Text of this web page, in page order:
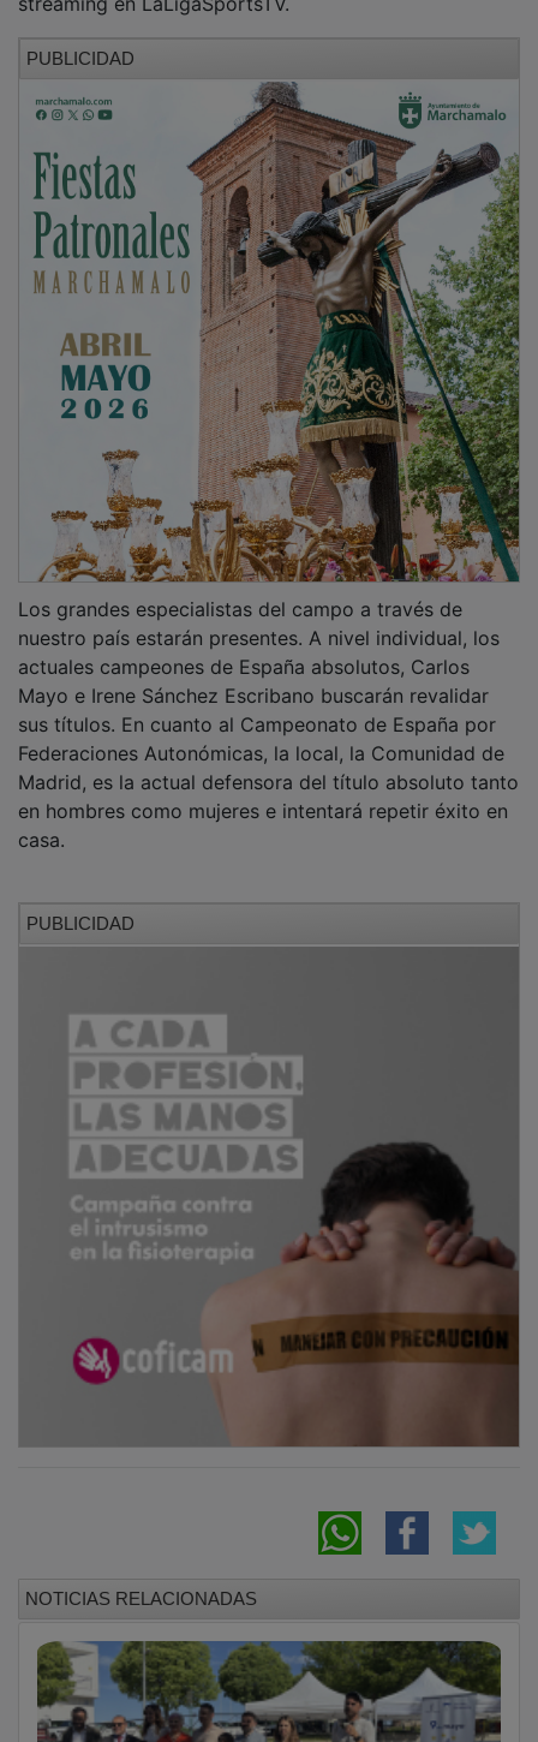
nuestro país estarán presentes. A nivel individual, los
actuales campeones de España absolutos, Carlos
Mayo e Irene Sánchez Escribano buscarán revalidar
sus títulos. En cuanto al Campeonato de España por
Federaciones Autonómicas, la local, la Comunidad de
Madrid, es la actual defensora del título absoluto tanto
en hombres como mujeres e intentará repetir éxito en
casa.